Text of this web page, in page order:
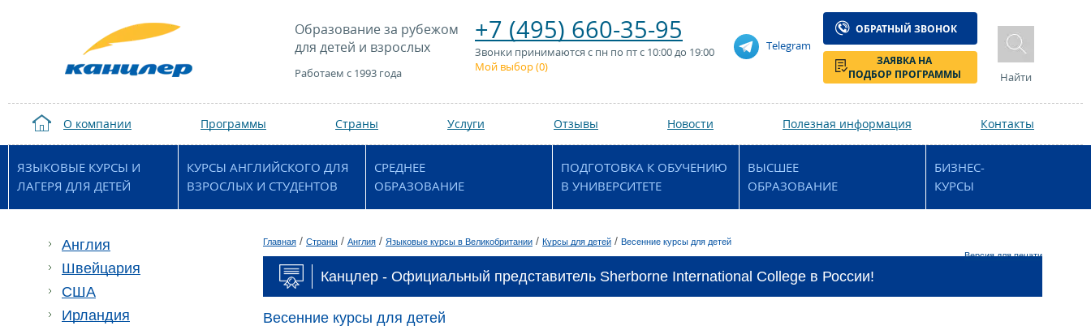
Образование за рубежом
для детей и взрослых
Работаем с 1993 года
+7 (495) 660-35-95
Звонки принимаются с пн по пт с 10:00 до 19:00
Мой выбор (0)
Telegram
ОБРАТНЫЙ ЗВОНОК
ЗАЯВКА НА
ПОДБОР ПРОГРАММЫ
Найти
О компании Программы Страны Услуги Отзывы Новости Полезная информация Контакты
ЯЗЫКОВЫЕ КУРСЫ И
ЛАГЕРЯ ДЛЯ ДЕТЕЙ
КУРСЫ АНГЛИЙСКОГО ДЛЯ
ВЗРОСЛЫХ И СТУДЕНТОВ
СРЕДНЕЕ
ОБРАЗОВАНИЕ
ПОДГОТОВКА К ОБУЧЕНИЮ
В УНИВЕРСИТЕТЕ
ВЫСШЕЕ
ОБРАЗОВАНИЕ
БИЗНЕС-
КУРСЫ
Англия
Швейцария
США
Ирландия
Главная / Страны / Англия / Языковые курсы в Великобритании / Курсы для детей / Весенние курсы для детей
Версия для печати
Канцлер - Официальный представитель Sherborne International College в России!
Весенние курсы для детей